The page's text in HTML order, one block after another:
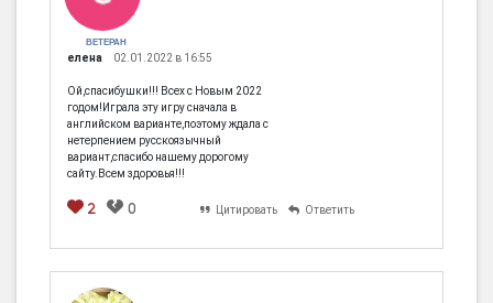
ВЕТЕРАН
елена 02.01.2022 в 16:55
Ой,спасибушки!!! Всех с Новым 2022
годом!Играла эту игру сначала в
английском варианте,поэтому ждала с
нетерпением русскоязычный
вариант,спасибо нашему дорогому
сайту.Всем здоровья!!!
2 0 Цитировать Ответить